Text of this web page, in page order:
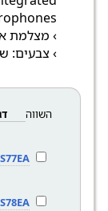
› מצלמת
› צבעים:
השווה